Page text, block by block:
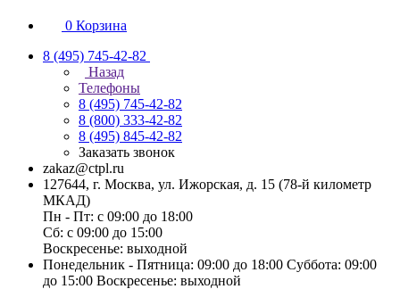
0 Корзина
8 (495) 745-42-82
Назад
Телефоны
8 (495) 745-42-82
8 (800) 333-42-82
8 (495) 845-42-82
Заказать звонок
zakaz@ctpl.ru
127644, г. Москва, ул. Ижорская, д. 15 (78-й километр
МКАД)
Пн - Пт: с 09:00 до 18:00
Сб: с 09:00 до 15:00
Воскресенье: выходной
Понедельник - Пятница: 09:00 до 18:00 Суббота: 09:00
до 15:00 Воскресенье: выходной